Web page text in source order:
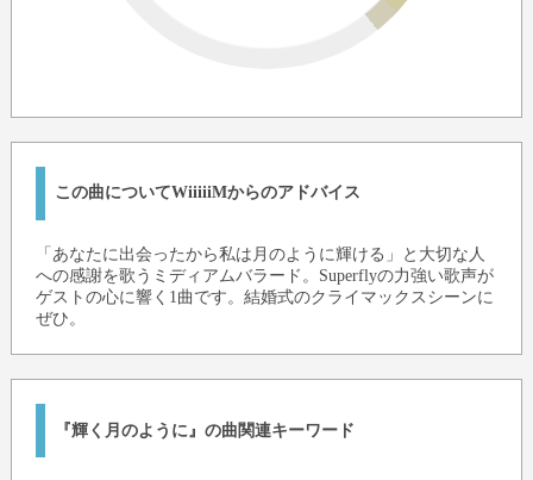
この曲についてWiiiiiMからのアドバイス
「あなたに出会ったから私は月のように輝ける」と大切な人
への感謝を歌うミディアムバラード。Superflyの力強い歌声が
ゲストの心に響く1曲です。結婚式のクライマックスシーンに
ぜひ。
『輝く月のように』の曲関連キーワード